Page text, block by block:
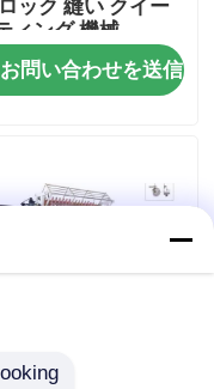
ック 縫い クイー
ィング 機械
お問い合わせを送信
ーズ コンピュー